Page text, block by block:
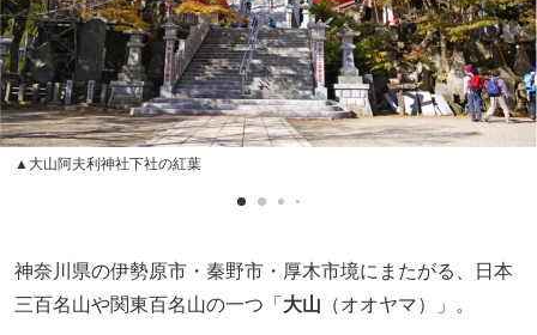
▲大山阿夫利神社下社の紅葉
神奈川県の伊勢原市・秦野市・厚木市境にまたがる、日本
三百名山や関東百名山の一つ「大山 （オオヤマ）」。